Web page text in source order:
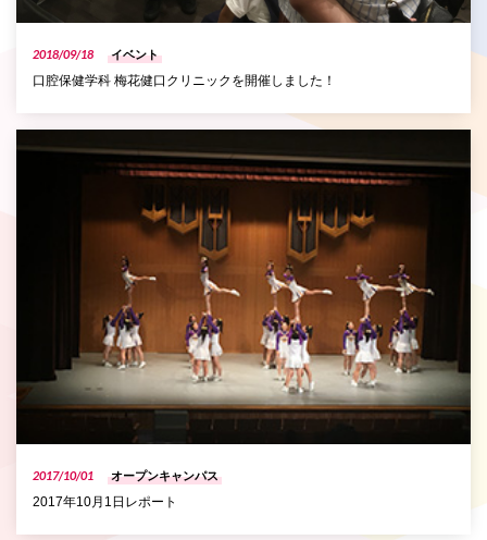
2018/09/18 イベント
口腔保健学科 梅花健口クリニックを開催しました！
2017/10/01 オープンキャンパス
2017年10月1日レポート